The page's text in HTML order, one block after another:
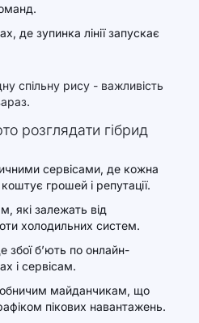
де зупинка лінії запускає
спільну рису - важливість
розглядати гібрид
сервісами, де кожна
грошей і репутації.
які залежать від
холодильних систем.
збої б’ють по онлайн-
і сервісам.
майданчикам, що
пікових навантажень.